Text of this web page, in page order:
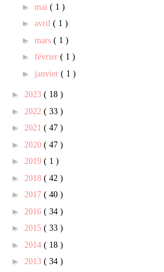
► mai ( 1 )
► avril ( 1 )
► mars ( 1 )
► février ( 1 )
► janvier ( 1 )
► 2023 ( 18 )
► 2022 ( 33 )
► 2021 ( 47 )
► 2020 ( 47 )
► 2019 ( 1 )
► 2018 ( 42 )
► 2017 ( 40 )
► 2016 ( 34 )
► 2015 ( 33 )
► 2014 ( 18 )
► 2013 ( 34 )